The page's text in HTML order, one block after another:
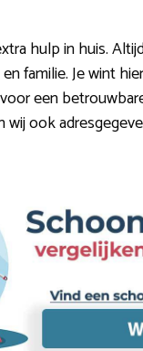
hulp in huis.
familie. Je wint
een
ook